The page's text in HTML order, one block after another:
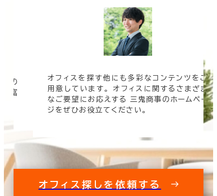
の
豊富
オフィスを探す他にも多彩なコンテンツをご
用意しています。 オフィスに関するさまざま
なご要望にお応えする 三鬼商事のホームペー
ジをぜひお役立てください。
オフィス探しを依頼する